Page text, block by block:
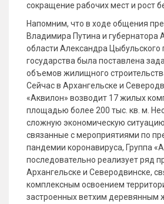
сокращение рабочих мест и рост
Напомним, что в ходе общения
Владимира Путина и губернатора
области Александра Цыбульского
государства была поставлена
объемов жилищного
Сейчас в Архангельске и
«Аквилон» возводит 17 жилых
площадью более 200 тыс. кв. м.
сложную экономическую
связанные с мероприятиями по
пандемии коронавируса, Группа
последовательно реализует ряд
Архангельске и Северодвинске,
комплексным освоением
застроенных ветхим деревянным